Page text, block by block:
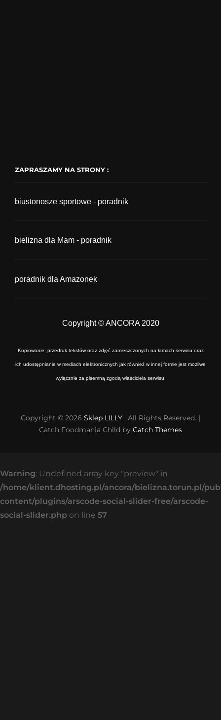
ZAPRASZAMY NA STRONY :
biustonosze sportowe - poradnik
bielizna dla Mam - poradnik
poradnik dla Amazonek
Copyright © ANCORA 2020
Kopiowanie, przedruk tekstów oraz zdjęć zamieszczonych na łamach serwisu oraz
ich udostępnianie w mediach elektronicznych jak również w innej formie jest możliwe
wyłącznie za pisemną zgodą właściciela serwisu.
Copyright © 2026 Sklep LILLY . All Rights Reserved. |
Catch Foodmania Child by Catch Themes
Warning: Undefined array key "preview" in
/home/klient.dhosting.pl/ancora/bielizna.torun.pl/
content/plugins/arscode-social-slider-free/arscode-
social-slider.php on line 57